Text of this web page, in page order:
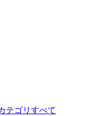
テゴリすべて